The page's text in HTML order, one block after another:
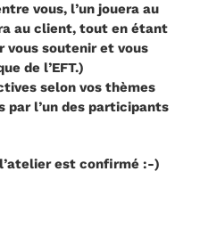
vous, l’un jouera au
au client, tout en étant
vous soutenir et vous
de l’EFT.)
selon vos thèmes
par l’un des participants
est confirmé :-)